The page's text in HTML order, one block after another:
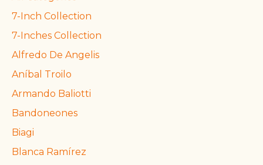
7-Inch Collection
7-Inches Collection
Alfredo De Angelis
Aníbal Troilo
Armando Baliotti
Bandoneones
Biagi
Blanca Ramírez